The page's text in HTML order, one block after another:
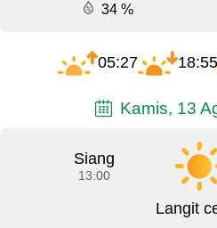
34 %
05:27 18:55
Kamis, 13
Siang
13:00
Langit